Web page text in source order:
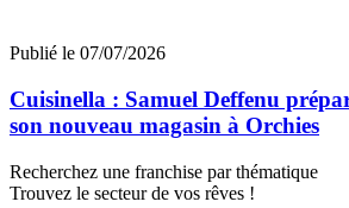
Publié le 07/07/2026
Cuisinella : Samuel Deffenu
son nouveau magasin à Orchies
Recherchez une franchise par thématique
Trouvez le secteur de vos rêves !